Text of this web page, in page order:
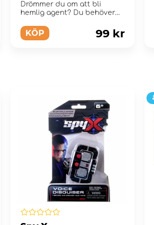
Drömmer du om att bli
hemlig agent? Du behöver
KÖP 99 kr